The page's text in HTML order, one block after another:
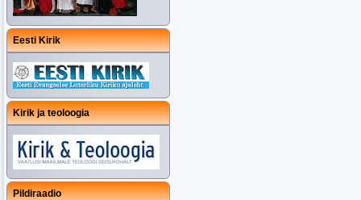
Eesti Kirik
Kirik ja teoloogia
Pildiraadio